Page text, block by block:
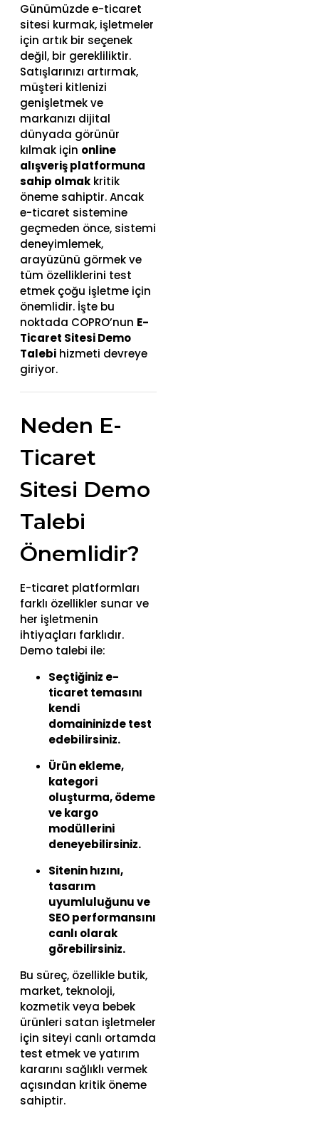
Günümüzde e-ticaret
sitesi kurmak, işletmeler
için artık bir seçenek
değil, bir gerekliliktir.
Satışlarınızı artırmak,
müşteri kitlenizi
genişletmek ve
markanızı dijital
dünyada görünür
kılmak için online
alışveriş platformuna
sahip olmak kritik
öneme sahiptir. Ancak
e-ticaret sistemine
geçmeden önce, sistemi
deneyimlemek,
arayüzünü görmek ve
tüm özelliklerini test
etmek çoğu işletme için
önemlidir. İşte bu
noktada COPRO’nun E-
Ticaret Sitesi Demo
Talebi hizmeti devreye
giriyor.
Neden E-
Ticaret
Sitesi Demo
Talebi
Önemlidir?
E-ticaret platformları
farklı özellikler sunar ve
her işletmenin
ihtiyaçları farklıdır.
Demo talebi ile:
Seçtiğiniz e-
ticaret temasını
kendi
domaininizde test
edebilirsiniz.
Ürün ekleme,
kategori
oluşturma, ödeme
ve kargo
modüllerini
deneyebilirsiniz.
Sitenin hızını,
tasarım
uyumluluğunu ve
SEO performansını
canlı olarak
görebilirsiniz.
Bu süreç, özellikle butik,
market, teknoloji,
kozmetik veya bebek
ürünleri satan işletmeler
için siteyi canlı ortamda
test etmek ve yatırım
kararını sağlıklı vermek
açısından kritik öneme
sahiptir.